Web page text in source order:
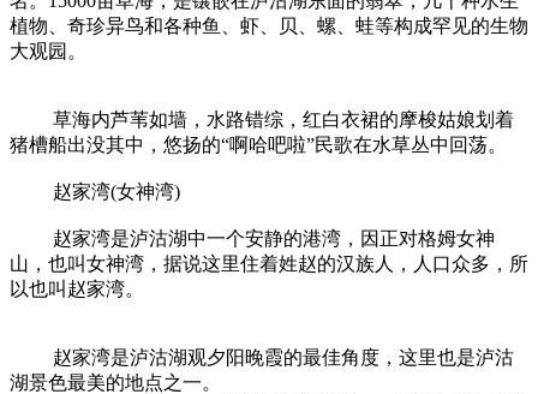
植物、奇珍异鸟和各种鱼、虾、贝、螺、蛙等构成罕见的生物
大观园。
草海内芦苇如墙，水路错综，红白衣裙的摩梭姑娘划着
猪槽船出没其中，悠扬的“啊哈吧啦”民歌在水草丛中回荡。
赵家湾(女神湾)
赵家湾是泸沽湖中一个安静的港湾，因正对格姆女神
山，也叫女神湾，据说这里住着姓赵的汉族人，人口众多，所
以也叫赵家湾。
赵家湾是泸沽湖观夕阳晚霞的最佳角度，这里也是泸沽
湖景色最美的地点之一。